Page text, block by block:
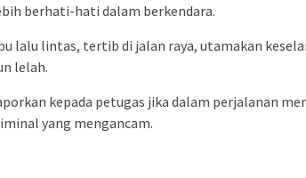
berhati-hati dalam berkendara.
lalu lintas, tertib di jalan raya, utamakan
lelah.
kepada petugas jika dalam perjalanan
yang mengancam.